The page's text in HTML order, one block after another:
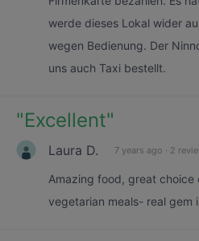
werde dieses Lokal wider
wegen Bedienung. Der
uns auch Taxi bestellt.
"Excellent"
Laura D. 7 years ago · 2
Amazing food, great choice
vegetarian meals- real gem